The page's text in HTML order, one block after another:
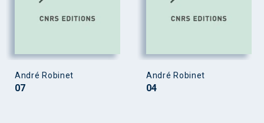
André Robinet
07
André Robinet
04